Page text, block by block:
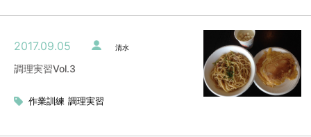
2017.09.05 清水
調理実習Vol.3
作業訓練 調理実習